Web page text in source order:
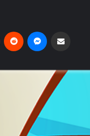
Pinterest Reddit